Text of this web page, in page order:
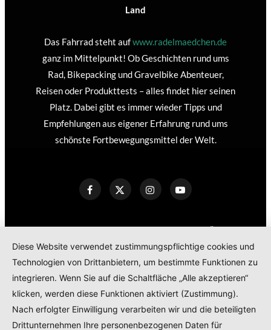
Land
Das Fahrrad steht aufwww.radelmaedchen.de
ganz im Mittelpunkt! Ob Geschichten rund ums
Rad, Bikepacking und Gravelbike Abenteuer,
Reisen oder Produkttests – alles findet hier seinen
Platz. Dabei gibt es immer wieder Tipps und
Empfehlungen aus eigener Erfahrung rund ums
schönste Fortbewegungsmittel der Welt.
KONTAKT IMPRESSUM DATENSCHUTZERKLÄRUNG
COOKIE POLICY
TEILNAHMEBEDINGUNGEN GEWINNSPIEL
PRODUKTTESTS – KOOPERATIONEN – SPONSORED POSTS
© 2024RADELMAEDCHEN- REGISTERED BRAND.
Diese Website verwendet zustimmungspflichtige cookies und
Technologien von Drittanbietern, um bestimmte Funktionen zu
integrieren. Wenn Sie auf die Schaltfläche „Alle akzeptieren“
klicken, werden diese Funktionen aktiviert (Zustimmung).
Nach erfolgter Einwilligung verarbeiten wir und die beteiligten
Drittunternehmen Ihre personenbezogenen Daten für